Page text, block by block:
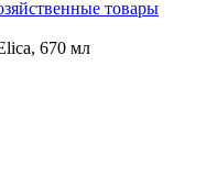
товары
670 мл